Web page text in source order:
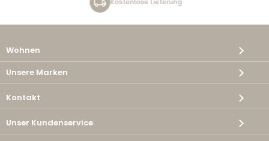
Wohnen
Unsere Marken
Kontakt
Unser Kundenservice